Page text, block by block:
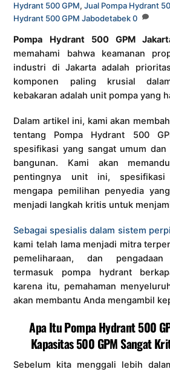
Hydrant 500 GPM,Jual Pompa Hydrant
Hydrant 500 GPM Jabodetabek 0
Pompa Hydrant 500 GPM
memahami bahwa keamanan
industri di Jakarta adalah
komponen paling krusial
kebakaran adalah unit pompa yang
Dalam artikel ini, kami akan
tentang Pompa Hydrant 500
spesifikasi yang sangat umum
bangunan. Kami akan
pentingnya unit ini, spesifikasi
mengapa pemilihan penyedia
menjadi langkah kritis untuk
Sebagai spesialis dalam sistem
kami telah lama menjadi mitra
pemeliharaan, dan
termasuk pompa hydrant
karena itu, pemahaman
akan membantu Anda mengambil
Apa Itu Pompa Hydrant 500
Kapasitas 500 GPM Sangat
Sebelum kita menggali lebih